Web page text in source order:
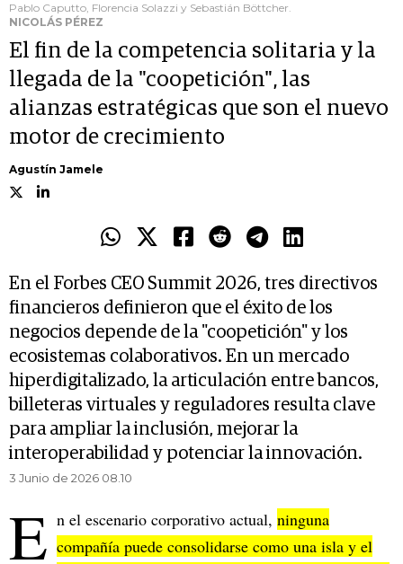
Pablo Caputto, Florencia Solazzi y Sebastián Böttcher.
NICOLÁS PÉREZ
El fin de la competencia solitaria y la
llegada de la "coopetición", las
alianzas estratégicas que son el nuevo
motor de crecimiento
Agustín Jamele
En el Forbes CEO Summit 2026, tres directivos
financieros definieron que el éxito de los
negocios depende de la "coopetición" y los
ecosistemas colaborativos. En un mercado
hiperdigitalizado, la articulación entre bancos,
billeteras virtuales y reguladores resulta clave
para ampliar la inclusión, mejorar la
interoperabilidad y potenciar la innovación.
3 Junio de 2026 08.10
E n el escenario corporativo actual, ninguna
compañía puede consolidarse como una isla y el